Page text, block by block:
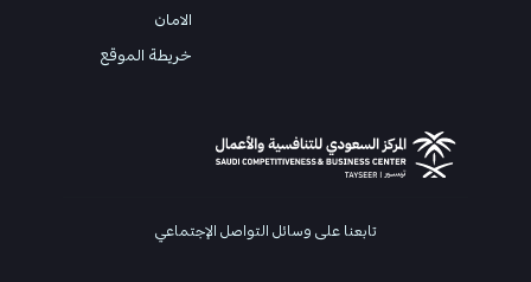
الامان
خريطة الموقع
تابعنا على وسائل التواصل الإجتماعي